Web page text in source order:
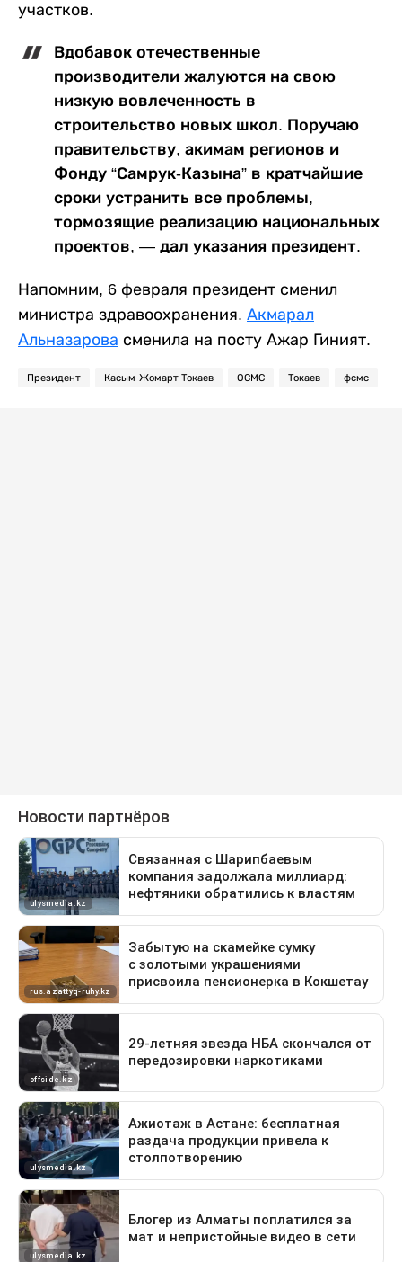
участков.
Вдобавок отечественные
производители жалуются на свою
низкую вовлеченность в
строительство новых школ. Поручаю
правительству, акимам регионов и
Фонду “Самрук-Казына” в кратчайшие
сроки устранить все проблемы,
тормозящие реализацию национальных
проектов, — дал указания президент.
Напомним, 6 февраля президент сменил
министра здравоохранения. Акмарал
Альназарова сменила на посту Ажар Гиният.
Президент Касым-Жомарт Токаев ОСМС Токаев фсмс